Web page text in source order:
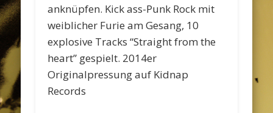
anknüpfen. Kick ass-Punk Rock mit
weiblicher Furie am Gesang, 10
explosive Tracks “Straight from the
heart” gespielt. 2014er
Originalpressung auf Kidnap
Records